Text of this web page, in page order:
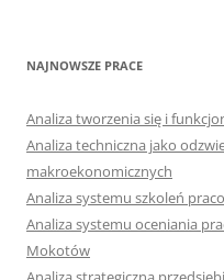
NAJNOWSZE PRACE
Analiza tworzenia się i
Analiza techniczna jako
makroekonomicznych
Analiza systemu szkoleń
Analiza systemu oceniania
Mokotów